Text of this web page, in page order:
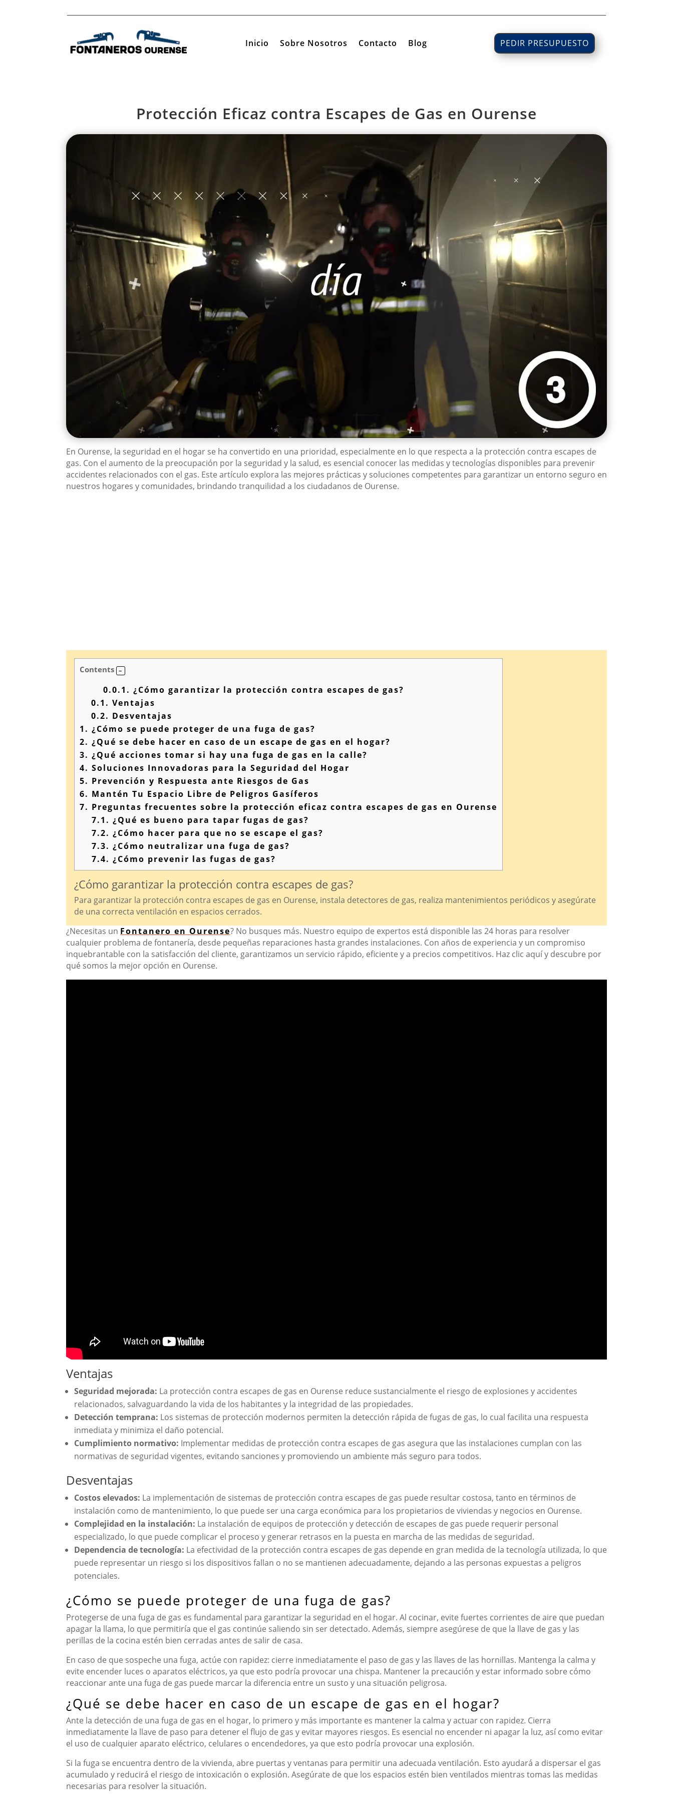
Inicio Sobre Nosotros Contacto Blog PEDIR PRESUPUESTO
Protección Eficaz contra Escapes de Gas en Ourense
En Ourense, la seguridad en el hogar se ha convertido en una prioridad, especialmente en lo que respecta a la protección contra escapes de
gas. Con el aumento de la preocupación por la seguridad y la salud, es esencial conocer las medidas y tecnologías disponibles para prevenir
accidentes relacionados con el gas. Este artículo explora las mejores prácticas y soluciones competentes para garantizar un entorno seguro en
nuestros hogares y comunidades, brindando tranquilidad a los ciudadanos de Ourense.
Contents
0.0.1. ¿Cómo garantizar la protección contra escapes de gas?
0.1. Ventajas
0.2. Desventajas
1. ¿Cómo se puede proteger de una fuga de gas?
2. ¿Qué se debe hacer en caso de un escape de gas en el hogar?
3. ¿Qué acciones tomar si hay una fuga de gas en la calle?
4. Soluciones Innovadoras para la Seguridad del Hogar
5. Prevención y Respuesta ante Riesgos de Gas
6. Mantén Tu Espacio Libre de Peligros Gasíferos
7. Preguntas frecuentes sobre la protección eficaz contra escapes de gas en Ourense
7.1. ¿Qué es bueno para tapar fugas de gas?
7.2. ¿Cómo hacer para que no se escape el gas?
7.3. ¿Cómo neutralizar una fuga de gas?
7.4. ¿Cómo prevenir las fugas de gas?
¿Cómo garantizar la protección contra escapes de gas?
Para garantizar la protección contra escapes de gas en Ourense, instala detectores de gas, realiza mantenimientos periódicos y asegúrate
de una correcta ventilación en espacios cerrados.
¿Necesitas un Fontanero en Ourense? No busques más. Nuestro equipo de expertos está disponible las 24 horas para resolver
cualquier problema de fontanería, desde pequeñas reparaciones hasta grandes instalaciones. Con años de experiencia y un compromiso
inquebrantable con la satisfacción del cliente, garantizamos un servicio rápido, eficiente y a precios competitivos. Haz clic aquí y descubre por
qué somos la mejor opción en Ourense.
Ventajas
Seguridad mejorada: La protección contra escapes de gas en Ourense reduce sustancialmente el riesgo de explosiones y accidentes
relacionados, salvaguardando la vida de los habitantes y la integridad de las propiedades.
Detección temprana: Los sistemas de protección modernos permiten la detección rápida de fugas de gas, lo cual facilita una respuesta
inmediata y minimiza el daño potencial.
Cumplimiento normativo: Implementar medidas de protección contra escapes de gas asegura que las instalaciones cumplan con las
normativas de seguridad vigentes, evitando sanciones y promoviendo un ambiente más seguro para todos.
Desventajas
Costos elevados: La implementación de sistemas de protección contra escapes de gas puede resultar costosa, tanto en términos de
instalación como de mantenimiento, lo que puede ser una carga económica para los propietarios de viviendas y negocios en Ourense.
Complejidad en la instalación: La instalación de equipos de protección y detección de escapes de gas puede requerir personal
especializado, lo que puede complicar el proceso y generar retrasos en la puesta en marcha de las medidas de seguridad.
Dependencia de tecnología: La efectividad de la protección contra escapes de gas depende en gran medida de la tecnología utilizada, lo que
puede representar un riesgo si los dispositivos fallan o no se mantienen adecuadamente, dejando a las personas expuestas a peligros
potenciales.
¿Cómo se puede proteger de una fuga de gas?
Protegerse de una fuga de gas es fundamental para garantizar la seguridad en el hogar. Al cocinar, evite fuertes corrientes de aire que puedan
apagar la llama, lo que permitiría que el gas continúe saliendo sin ser detectado. Además, siempre asegúrese de que la llave de gas y las
perillas de la cocina estén bien cerradas antes de salir de casa.
En caso de que sospeche una fuga, actúe con rapidez: cierre inmediatamente el paso de gas y las llaves de las hornillas. Mantenga la calma y
evite encender luces o aparatos eléctricos, ya que esto podría provocar una chispa. Mantener la precaución y estar informado sobre cómo
reaccionar ante una fuga de gas puede marcar la diferencia entre un susto y una situación peligrosa.
¿Qué se debe hacer en caso de un escape de gas en el hogar?
Ante la detección de una fuga de gas en el hogar, lo primero y más importante es mantener la calma y actuar con rapidez. Cierra
inmediatamente la llave de paso para detener el flujo de gas y evitar mayores riesgos. Es esencial no encender ni apagar la luz, así como evitar
el uso de cualquier aparato eléctrico, celulares o encendedores, ya que esto podría provocar una explosión.
Si la fuga se encuentra dentro de la vivienda, abre puertas y ventanas para permitir una adecuada ventilación. Esto ayudará a dispersar el gas
acumulado y reducirá el riesgo de intoxicación o explosión. Asegúrate de que los espacios estén bien ventilados mientras tomas las medidas
necesarias para resolver la situación.